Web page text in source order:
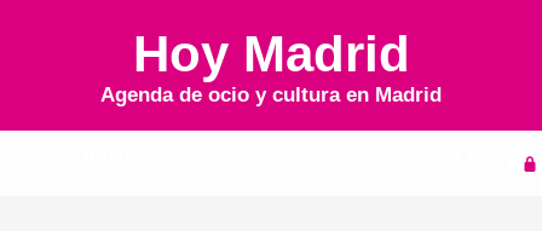
Hoy Madrid
Agenda de ocio y cultura en Madrid